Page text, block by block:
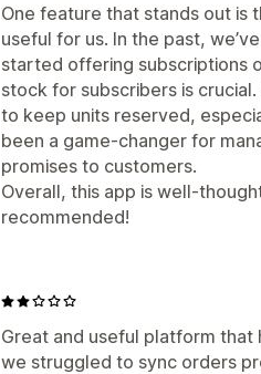
One feature that stands out is
useful for us. In the past,
started offering subscriptions
stock for subscribers is
to keep units reserved,
been a game-changer for
promises to customers.
Overall, this app is well-
recommended!
Great and useful platform
we struggled to sync orders